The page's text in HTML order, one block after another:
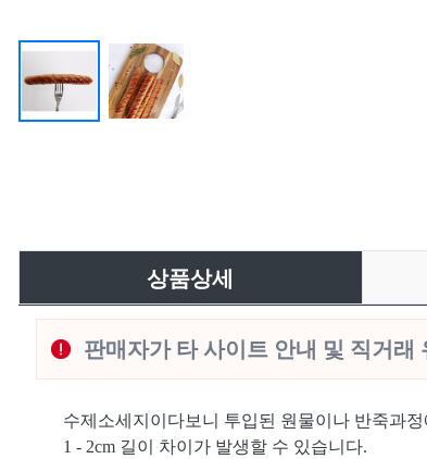
상품상세
판매자가 타 사이트 안내 및 직거래
수제소세지이다보니 투입된 원물이나 반죽과정
1 - 2cm 길이 차이가 발생할 수 있습니다.